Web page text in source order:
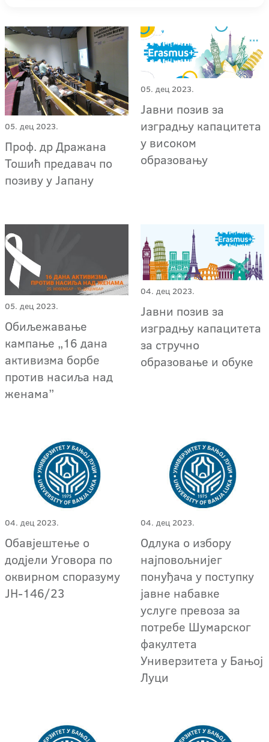
05. дец 2023.
Проф. др Дражана
Тошић предавач по
позиву у Јапану
05. дец 2023.
Јавни позив за
изградњу капацитета
у високом
образовању
05. дец 2023.
Обиљежавање
кампање „16 дана
активизма борбе
против насиља над
женама”
04. дец 2023.
Јавни позив за
изградњу капацитета
за стручно
образовање и обуке
04. дец 2023.
Обавјештење о
додјели Уговора по
оквирном споразуму
ЈН-146/23
04. дец 2023.
Одлука о избору
најповољнијег
понуђача у поступку
јавне набавке
услуге превоза за
потребе Шумарског
факултета
Универзитета у Бањој
Луци